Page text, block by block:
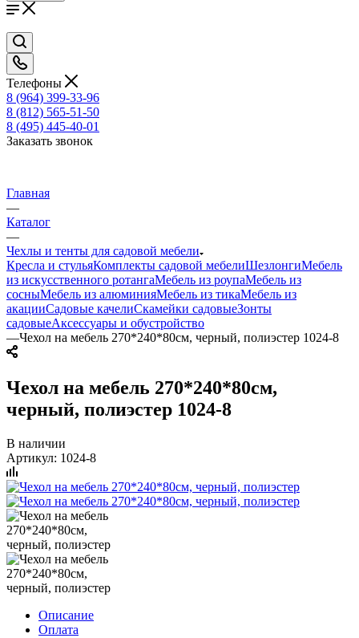
Телефоны
8 (964) 399-33-96
8 (812) 565-51-50
8 (495) 445-40-01
Заказать звонок
Главная
—
Каталог
—
Чехлы и тенты для садовой мебели
Кресла и стульяКомплекты садовой мебелиШезлонгиМебель
из искусственного ротангаМебель из роупаМебель из
сосныМебель из алюминияМебель из тикаМебель из
акацииСадовые качелиСкамейки садовыеЗонты
садовыеАксессуары и обустройство
—Чехол на мебель 270*240*80см, черный, полиэстер 1024-8
Чехол на мебель 270*240*80см,
черный, полиэстер 1024-8
В наличии
Артикул: 1024-8
Описание
Оплата